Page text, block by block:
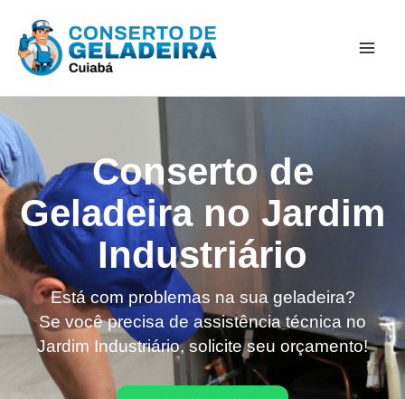
para
Conserto de
Geladeira no Jardim
Industriário
Está com problemas na sua geladeira?
Se você precisa de assistência técnica no
Jardim Industriário, solicite seu orçamento!